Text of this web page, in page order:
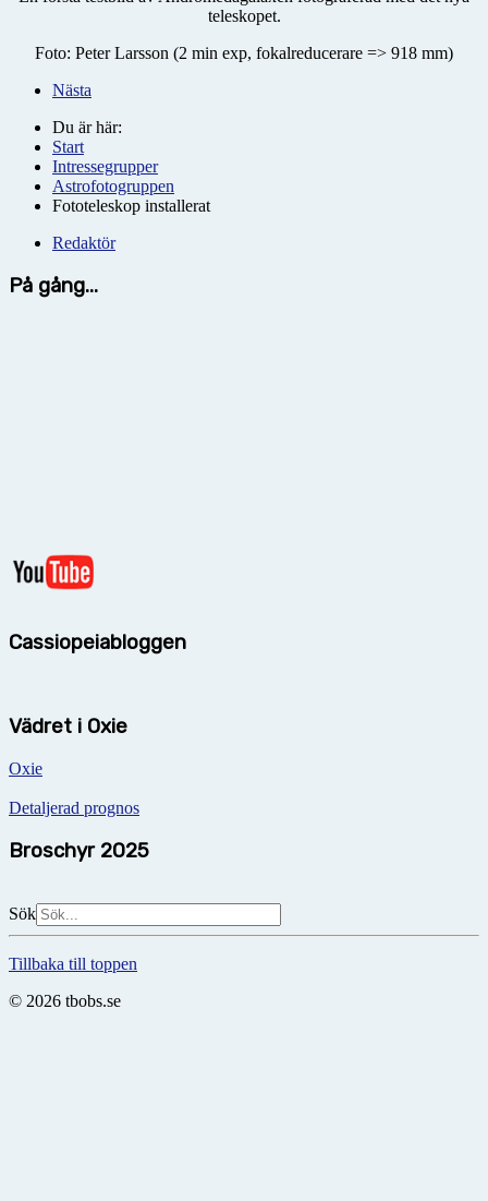
teleskopet.
Foto: Peter Larsson (2 min exp, fokalreducerare => 918 mm)
Nästa
Du är här:
Start
Intressegrupper
Astrofotogruppen
Fototeleskop installerat
Redaktör
På gång...
Cassiopeiabloggen
Vädret i Oxie
Oxie
Detaljerad prognos
Broschyr 2025
Sök
Tillbaka till toppen
© 2026 tbobs.se